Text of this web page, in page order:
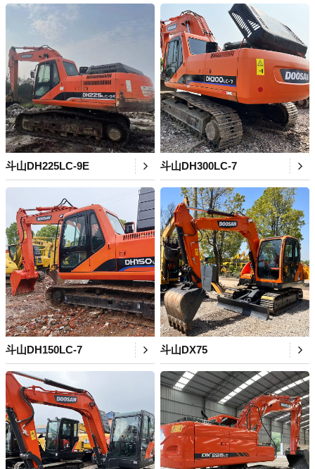
斗山DH225LC-9E 斗山DH300LC-7
斗山DH150LC-7 斗山DX75